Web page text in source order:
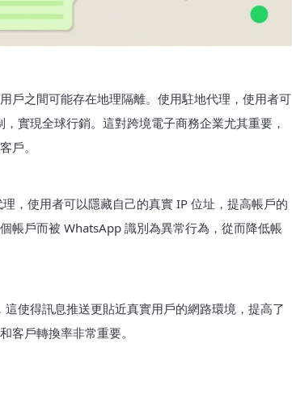
戶之間可能存在地理隔離。使用駐地代理，使用者可
實現全球行銷。這對跨境電子商務企業尤其重要，
戶。
，使用者可以隱藏自己的真實 IP 位址，提高帳戶的
帳戶而被 WhatsApp 識別為異常行為，從而降低帳
使得訊息推送更貼近真實用戶的網路環境，提高了
客戶轉換率非常重要。